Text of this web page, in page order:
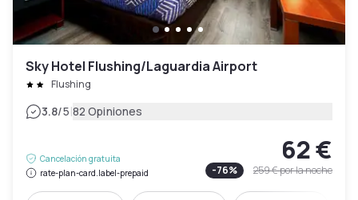
Sky Hotel Flushing/Laguardia Airport
Flushing
3.8/5|82 Opiniones
Cancelación gratuita
rate-plan-card.label-prepaid
62 €
-76% 259 €por la noche